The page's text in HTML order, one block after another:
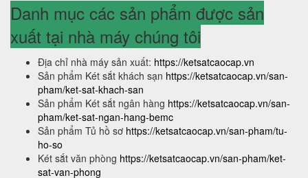
Danh mục các sản phẩm được sản
xuất tại nhà máy chúng tôi
Địa chỉ nhà máy sản xuất: https://ketsatcaocap.vn
Sản phẩm Két sắt khách sạn https://ketsatcaocap.vn/san-
pham/ket-sat-khach-san
Sản phẩm Két sắt ngân hàng https://ketsatcaocap.vn/san-
pham/ket-sat-ngan-hang-bemc
Sản phẩm Tủ hồ sơ https://ketsatcaocap.vn/san-pham/tu-
ho-so
Két sắt văn phòng https://ketsatcaocap.vn/san-pham/ket-
sat-van-phong